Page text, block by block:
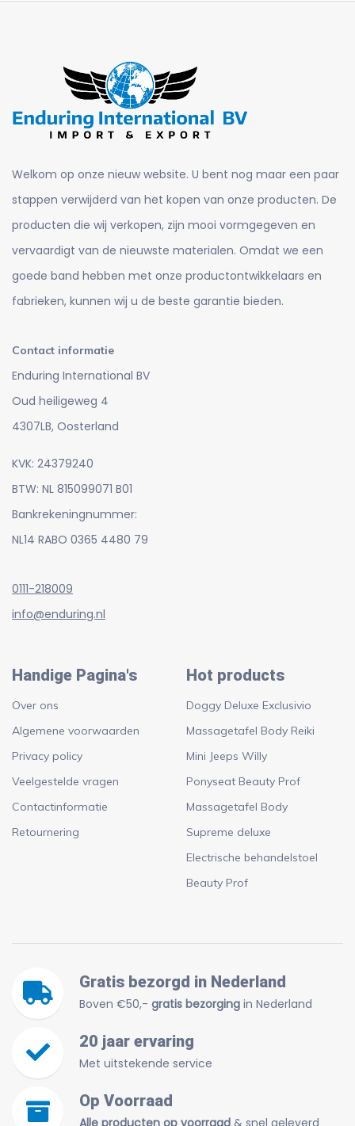
Welkom op onze nieuw website. U bent nog maar een paar
stappen verwijderd van het kopen van onze producten. De
producten die wij verkopen, zijn mooi vormgegeven en
vervaardigt van de nieuwste materialen. Omdat we een
goede band hebben met onze productontwikkelaars en
fabrieken, kunnen wij u de beste garantie bieden.
Contact informatie
Enduring International BV
Oud heiligeweg 4
4307LB, Oosterland
KVK: 24379240
BTW: NL 815099071 B01
Bankrekeningnummer:
NL14 RABO 0365 4480 79
0111-218009
info@enduring.nl
Handige Pagina's
Over ons
Algemene voorwaarden
Privacy policy
Veelgestelde vragen
Contactinformatie
Retournering
Hot products
Doggy Deluxe Exclusivio
Massagetafel Body Reiki
Mini Jeeps Willy
Ponyseat Beauty Prof
Massagetafel Body
Supreme deluxe
Electrische behandelstoel
Beauty Prof
Gratis bezorgd in Nederland
Boven €50,- gratis bezorging in Nederland
20 jaar ervaring
Met uitstekende service
Op Voorraad